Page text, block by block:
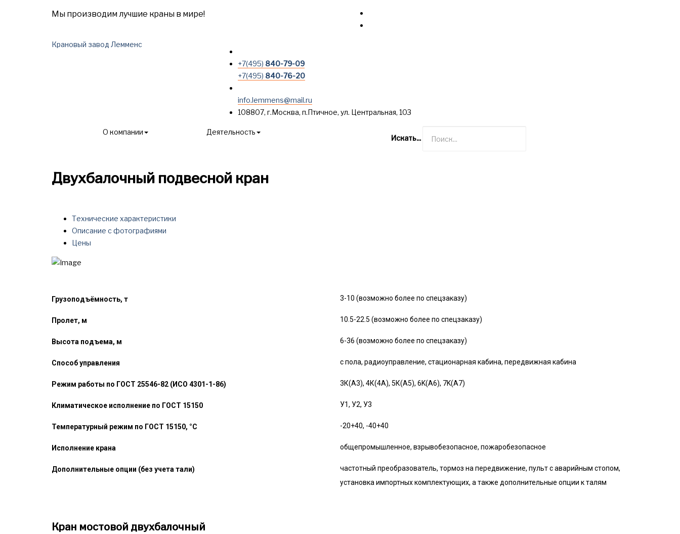
Мы производим лучшие краны в мире!
Крановый завод Лемменс
+7(495) 840-79-09
+7(495) 840-76-20
info.lemmens@mail.ru
108807, г.Москва, п.Птичное, ул. Центральная, 103
О компании
Деятельность
Искать...
Двухбалочный подвесной кран
Технические характеристики
Описание с фотографиями
Цены
Грузоподъёмность, т
Пролет, м
Высота подъема, м
Способ управления
Режим работы по ГОСТ 25546-82 (ИСО 4301-1-86)
Климатическое исполнение по ГОСТ 15150
Температурный режим по ГОСТ 15150, °С
Исполнение крана
Дополнительные опции (без учета тали)
3-10 (возможно более по спецзаказу)
10.5-22.5 (возможно более по спецзаказу)
6-36 (возможно более по спецзаказу)
с пола, радиоуправление, стационарная кабина, передвижная кабина
3К(А3), 4К(4А), 5К(А5), 6K(A6), 7K(A7)
У1, У2, У3
-20+40, -40+40
общепромышленное, взрывобезопасное, пожаробезопасное
частотный преобразователь, тормоз на передвижение, пульт с аварийным стопом,
установка импортных комплектующих, а также дополнительные опции к талям
Кран мостовой двухбалочный